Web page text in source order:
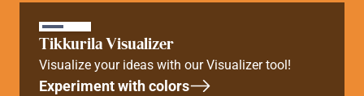
Tikkurila Visualizer
Visualize your ideas with our Visualizer tool!
Experiment with colors